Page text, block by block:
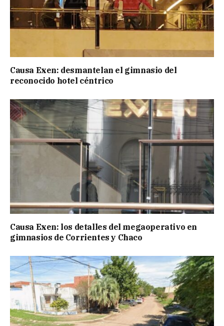
Causa Exen: desmantelan el gimnasio del
reconocido hotel céntrico
Causa Exen: los detalles del megaoperativo en
gimnasios de Corrientes y Chaco